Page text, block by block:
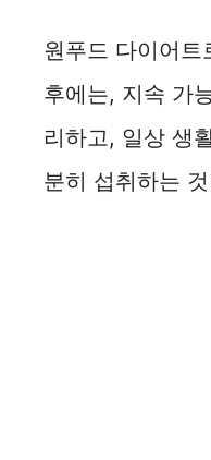
원푸드 다이어
후에는, 지속 가
리하고, 일상 생
분히 섭취하는